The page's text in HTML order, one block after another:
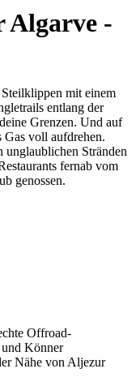
Algarve -
mit einem
entlang der
Grenzen. Und auf
Gas voll aufdrehen.
unglaublichen Stränden
fernab vom
genossen.
Offroad-
Könner
Nähe von Aljezur